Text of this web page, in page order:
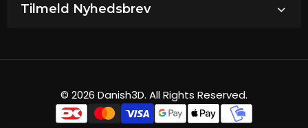
Tilmeld Nyhedsbrev
© 2026 Danish3D. All Rights Reserved.